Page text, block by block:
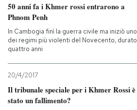
Entra
50 anni fa i Khmer rossi entrarono a
Phnom Penh
In Cambogia finì la guerra civile ma iniziò uno
dei regimi più violenti del Novecento, durato
quattro anni
20/4/2017
Il tribunale speciale per i Khmer Rossi è
stato un fallimento?